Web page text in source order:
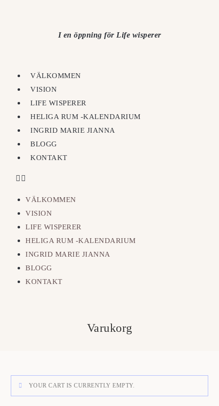
I en öppning för Life wisperer
VÄLKOMMEN
VISION
LIFE WISPERER
HELIGA RUM -KALENDARIUM
INGRID MARIE JIANNA
BLOGG
KONTAKT
VÄLKOMMEN
VISION
LIFE WISPERER
HELIGA RUM -KALENDARIUM
INGRID MARIE JIANNA
BLOGG
KONTAKT
Varukorg
YOUR CART IS CURRENTLY EMPTY.